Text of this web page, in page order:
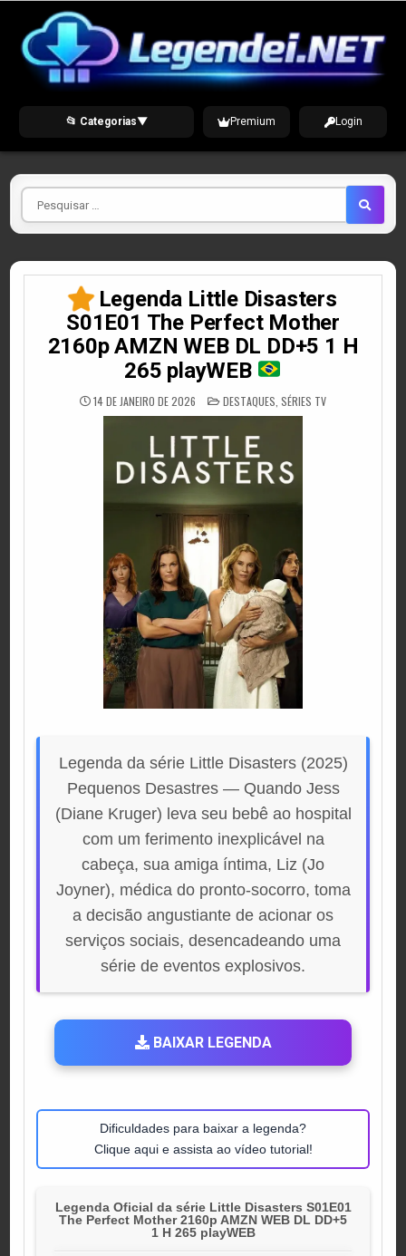
content
📂 Categorias▼ Premium Login
Pesquisar
por
Legenda Little Disasters
S01E01 The Perfect Mother
2160p AMZN WEB DL DD+5 1 H
265 playWEB
14 DE JANEIRO DE 2026 POSTED
IN
DESTAQUES SÉRIES TV
Legenda da série Little Disasters (2025)
Pequenos Desastres — Quando Jess
(Diane Kruger) leva seu bebê ao hospital
com um ferimento inexplicável na
cabeça, sua amiga íntima, Liz (Jo
Joyner), médica do pronto-socorro, toma
a decisão angustiante de acionar os
serviços sociais, desencadeando uma
série de eventos explosivos.
BAIXAR LEGENDA
Dificuldades para baixar a legenda?
Clique aqui e assista ao vídeo tutorial!
Legenda Oficial da série Little Disasters S01E01
The Perfect Mother 2160p AMZN WEB DL DD+5
1 H 265 playWEB